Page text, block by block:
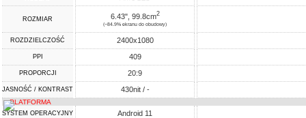
ROZMIAR 6.43", 99.8cm2
(~84.9% ekranu do obudowy)
ROZDZIELCZOŚĆ 2400x1080
PPI 409
PROPORCJI 20:9
JASNOŚĆ / KONTRAST 430nit / -
PLATFORMA
SYSTEM OPERACYJNY Android 11